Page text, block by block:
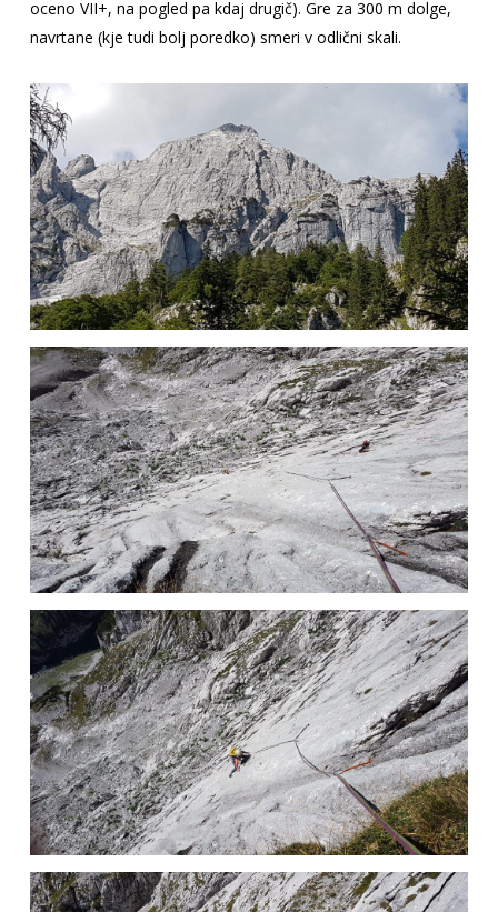
oceno VII+, na pogled pa kdaj drugič). Gre za 300 m dolge,
navrtane (kje tudi bolj poredko) smeri v odlični skali.